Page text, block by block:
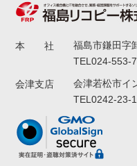
本 社
福島市鎌田字
TEL024-
会津支店
会津若松市イ
TEL0242-